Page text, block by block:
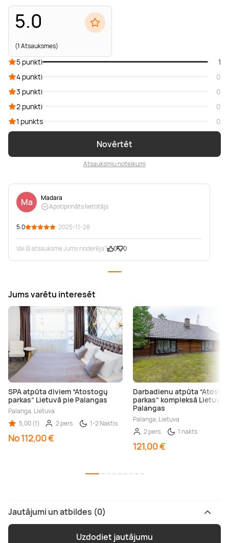
5.0
(1 Atsauksmes)
Novērtēt
Atsauksmju noteikumi
5 punkti
1
4 punkti
0
3 punkti
0
2 punkti
0
1 punkts
0
Ma
Madara
Apstiprināts lietotājs
5.0 · 2025-11-28
Vai šī atsauksme Jums noderēja? 0 0
Jums varētu interesēt
SPA atpūta diviem “Atostogų
parkas” Lietuvā pie Palangas
Palanga, Lietuva
5,00 (1)
2 pers. 1-2 Naktis
No 112,00 €
Darbadienu atpūta
parkas” kompleksā Lietuvā
Palangas
Palanga, Lietuva
2 pers.
1 nakts
121,00 €
Jautājumi un atbildes (0)
Uzdodiet jautājumu